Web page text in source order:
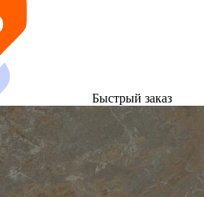
Быстрый заказ